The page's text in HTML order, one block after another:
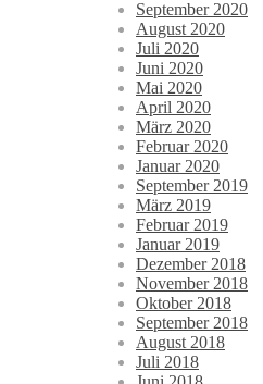
September 2020
August 2020
Juli 2020
Juni 2020
Mai 2020
April 2020
März 2020
Februar 2020
Januar 2020
September 2019
März 2019
Februar 2019
Januar 2019
Dezember 2018
November 2018
Oktober 2018
September 2018
August 2018
Juli 2018